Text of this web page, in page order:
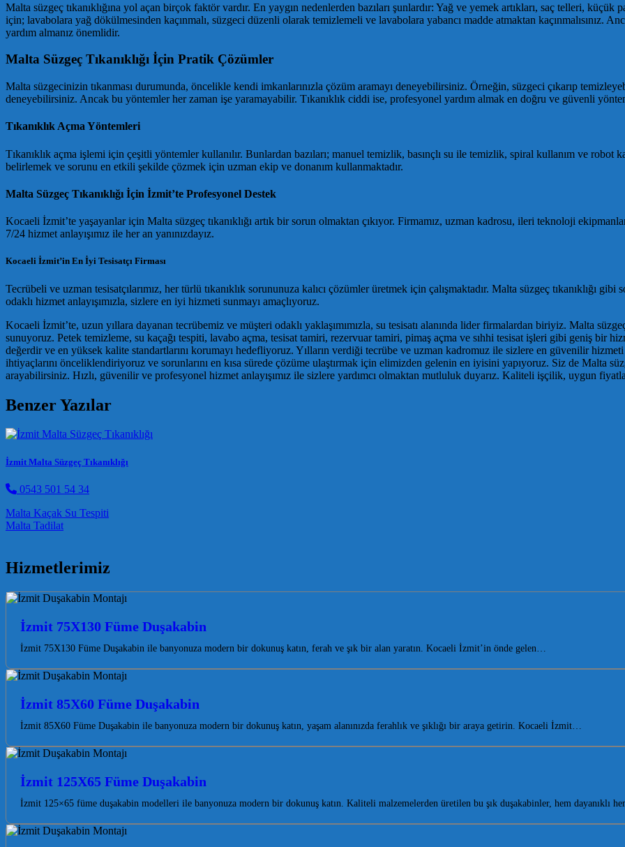
Malta süzgeç tıkanıklığına yol açan birçok faktör vardır. En yaygın nedenlerden bazıları şunlardır: Yağ ve yemek artıkları, saç telleri,
için; lavabolara yağ dökülmesinden kaçınmalı, süzgeci düzenli olarak temizlemeli ve lavabolara yabancı madde atmaktan kaçınmalısınız.
yardım almanız önemlidir.
Malta Süzgeç Tıkanıklığı İçin Pratik Çözümler
Malta süzgecinizin tıkanması durumunda, öncelikle kendi imkanlarınızla çözüm aramayı deneyebilirsiniz. Örneğin, süzgeci çıkarıp
deneyebilirsiniz. Ancak bu yöntemler her zaman işe yaramayabilir. Tıkanıklık ciddi ise, profesyonel yardım almak en doğru ve güvenli
Tıkanıklık Açma Yöntemleri
Tıkanıklık açma işlemi için çeşitli yöntemler kullanılır. Bunlardan bazıları; manuel temizlik, basınçlı su ile temizlik, spiral kullanım ve
belirlemek ve sorunu en etkili şekilde çözmek için uzman ekip ve donanım kullanmaktadır.
Malta Süzgeç Tıkanıklığı İçin İzmit’te Profesyonel Destek
Kocaeli İzmit’te yaşayanlar için Malta süzgeç tıkanıklığı artık bir sorun olmaktan çıkıyor. Firmamız, uzman kadrosu, ileri teknoloji
7/24 hizmet anlayışımız ile her an yanınızdayız.
Kocaeli İzmit’in En İyi Tesisatçı Firması
Tecrübeli ve uzman tesisatçılarımız, her türlü tıkanıklık sorununuza kalıcı çözümler üretmek için çalışmaktadır. Malta süzgeç tıkanıklığı
odaklı hizmet anlayışımızla, sizlere en iyi hizmeti sunmayı amaçlıyoruz.
Kocaeli İzmit’te, uzun yıllara dayanan tecrübemiz ve müşteri odaklı yaklaşımımızla, su tesisatı alanında lider firmalardan biriyiz. Malta
sunuyoruz. Petek temizleme, su kaçağı tespiti, lavabo açma, tesisat tamiri, rezervuar tamiri, pimaş açma ve sıhhi tesisat işleri gibi geniş bir
değerdir ve en yüksek kalite standartlarını korumayı hedefliyoruz. Yılların verdiği tecrübe ve uzman kadromuz ile sizlere en güvenilir
ihtiyaçlarını önceliklendiriyoruz ve sorunlarını en kısa sürede çözüme ulaştırmak için elimizden gelenin en iyisini yapıyoruz. Siz de Malta
arayabilirsiniz. Hızlı, güvenilir ve profesyonel hizmet anlayışımız ile sizlere yardımcı olmaktan mutluluk duyarız. Kaliteli işçilik, uygun
Benzer Yazılar
İzmit Malta Süzgeç Tıkanıklığı
0543 501 54 34
Post navigation
Malta Kaçak Su Tespiti
Malta Tadilat
Hizmetlerimiz
İzmit 75X130 Füme Duşakabin
İzmit 75X130 Füme Duşakabin ile banyonuza modern bir dokunuş katın, ferah ve şık bir alan yaratın. Kocaeli İzmit’in önde gelen…
İzmit 85X60 Füme Duşakabin
İzmit 85X60 Füme Duşakabin ile banyonuza modern bir dokunuş katın, yaşam alanınızda ferahlık ve şıklığı bir araya getirin. Kocaeli İzmit…
İzmit 125X65 Füme Duşakabin
İzmit 125×65 füme duşakabin modelleri ile banyonuza modern bir dokunuş katın. Kaliteli malzemelerden üretilen bu şık duşakabinler, hem dayanıklı